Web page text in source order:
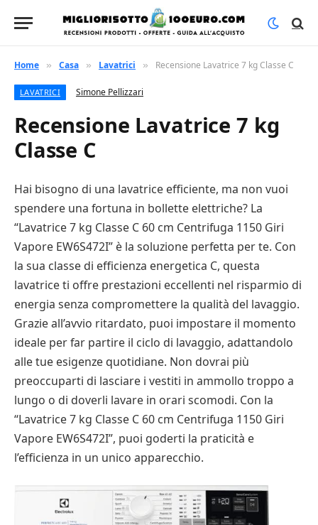
Home » Casa » Lavatrici » Recensione Lavatrice 7 kg Classe C
LAVATRICI Simone Pellizzari
Recensione Lavatrice 7 kg
Classe C
Hai bisogno di una lavatrice efficiente, ma non vuoi
spendere una fortuna in bollette elettriche? La
“Lavatrice 7 kg Classe C 60 cm Centrifuga 1150 Giri
Vapore EW6S472I” è la soluzione perfetta per te. Con
la sua classe di efficienza energetica C, questa
lavatrice ti offre prestazioni eccellenti nel risparmio di
energia senza compromettere la qualità del lavaggio.
Grazie all’avvio ritardato, puoi impostare il momento
ideale per far partire il ciclo di lavaggio, adattandolo
alle tue esigenze quotidiane. Non dovrai più
preoccuparti di lasciare i vestiti in ammollo troppo a
lungo o di doverli lavare in orari scomodi. Con la
“Lavatrice 7 kg Classe C 60 cm Centrifuga 1150 Giri
Vapore EW6S472I”, puoi goderti la praticità e
l’efficienza in un unico apparecchio.